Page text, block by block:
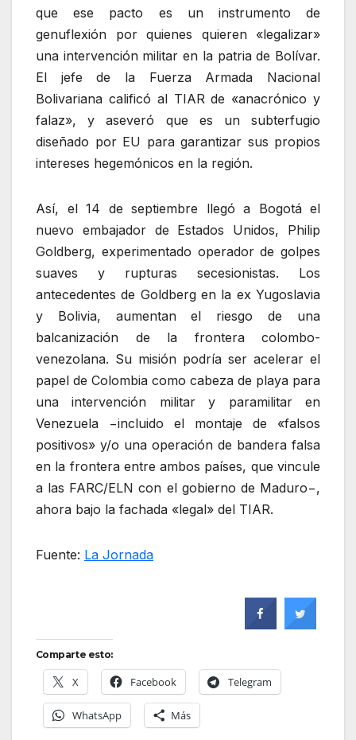
que ese pacto es un instrumento de
genuflexión por quienes quieren «legalizar»
una intervención militar en la patria de Bolívar.
El jefe de la Fuerza Armada Nacional
Bolivariana calificó al TIAR de «anacrónico y
falaz», y aseveró que es un subterfugio
diseñado por EU para garantizar sus propios
intereses hegemónicos en la región.
Así, el 14 de septiembre llegó a Bogotá el
nuevo embajador de Estados Unidos, Philip
Goldberg, experimentado operador de golpes
suaves y rupturas secesionistas. Los
antecedentes de Goldberg en la ex Yugoslavia
y Bolivia, aumentan el riesgo de una
balcanización de la frontera colombo-
venezolana. Su misión podría ser acelerar el
papel de Colombia como cabeza de playa para
una intervención militar y paramilitar en
Venezuela −incluido el montaje de «falsos
positivos» y/o una operación de bandera falsa
en la frontera entre ambos países, que vincule
a las FARC/ELN con el gobierno de Maduro−,
ahora bajo la fachada «legal» del TIAR.
Fuente: La Jornada
Comparte esto:
X Facebook Telegram
WhatsApp Más